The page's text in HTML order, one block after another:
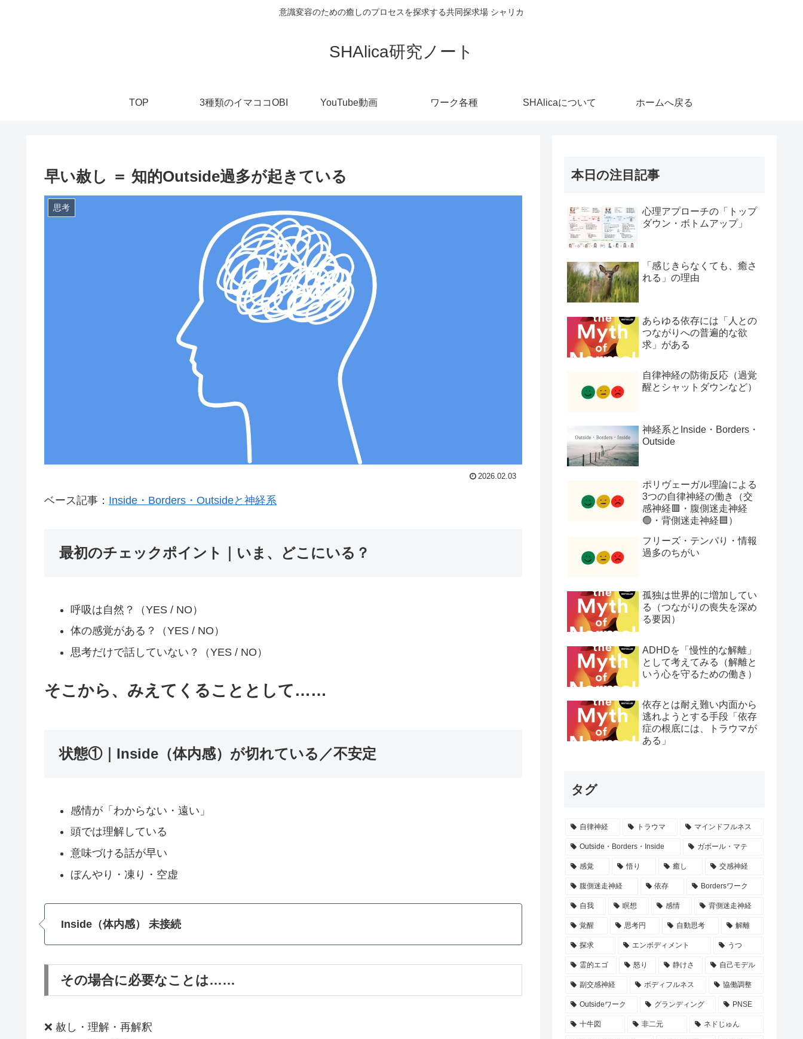
意識変容のための癒しのプロセスを探求する共同探求場 シャリカ
SHAlica研究ノート
TOP 3種類のイマココOBI YouTube動画 ワーク各種 SHAlicaについて ホームへ戻る
早い赦し ＝ 知的Outside過多が起きている
思考
2026.02.03
ベース記事： Inside・Borders・Outsideと神経系
最初のチェックポイント｜いま、どこにいる？
呼吸は自然？（YES / NO）
体の感覚がある？（YES / NO）
思考だけで話していない？（YES / NO）
そこから、みえてくることとして……
状態①｜ Inside（体内感）が切れている／不安定
感情が「わからない・遠い」
頭では理解している
意味づける話が早い
ぼんやり・凍り・空虚
Inside（体内感） 未接続
その場合に必要なことは……
❌ 赦し・理解・再解釈
本日の注目記事
心理アプローチの「トップ
ダウン・ボトムアップ」
「感じきらなくても、癒さ
れる」の理由
あらゆる依存には「人との
つながりへの普遍的な欲
求」がある
自律神経の防衛反応（過覚
醒とシャットダウンなど）
神経系とInside・Borders・
Outside
ポリヴェーガル理論による
3つの自律神経の働き（交
感神経🟥・腹側迷走神経
🟢・背側迷走神経🟦）
フリーズ・テンパり・情報
過多のちがい
孤独は世界的に増加してい
る（つながりの喪失を深め
る要因）
ADHDを「慢性的な解離」
として考えてみる（解離と
いう心を守るための働き）
依存とは耐え難い内面から
逃れようとする手段「依存
症の根底には、トラウマが
ある」
タグ
自律神経 トラウマ マインドフルネス
Outside・Borders・Inside ガボール・マテ
感覚 悟り 癒し 交感神経
腹側迷走神経 依存 Bordersワーク
自我 瞑想 感情 背側迷走神経
覚醒 思考円 自動思考 解離
探求 エンボディメント うつ
霊的エゴ 怒り 静けさ 自己モデル
副交感神経 ボディフルネス 協働調整
Outsideワーク グランディング PNSE
十牛図 非二元 ネドじゅん